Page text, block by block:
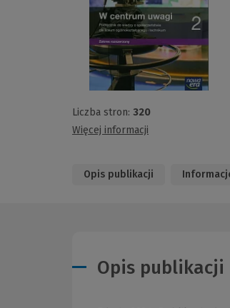
Liczba stron: 320
Więcej informacji
Opis publikacji
Opis publikacji